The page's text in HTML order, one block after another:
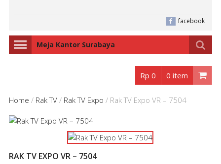
facebook
Meja Kantor Surabaya
Rp 0 0 item
Home / Rak TV/ Rak TV Expo / Rak TV Expo VR – 7504
RAK TV EXPO VR – 7504